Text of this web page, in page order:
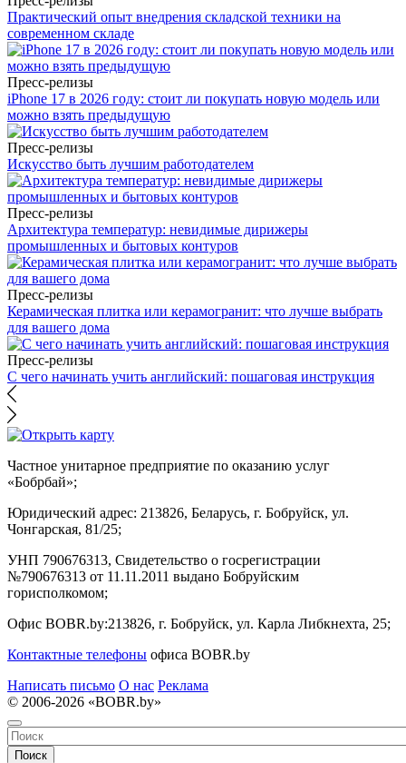
Практический опыт внедрения складской техники на
современном складе
Пресс-релизы
iPhone 17 в 2026 году: стоит ли покупать новую модель или
можно взять предыдущую
Пресс-релизы
Искусство быть лучшим работодателем
Пресс-релизы
Архитектура температур: невидимые дирижеры
промышленных и бытовых контуров
Пресс-релизы
Керамическая плитка или керамогранит: что лучше выбрать
для вашего дома
Пресс-релизы
С чего начинать учить английский: пошаговая инструкция
Частное унитарное предприятие по оказанию услуг
«Бобрбай»;
Юридический адрес: 213826, Беларусь, г. Бобруйск, ул.
Чонгарская, 81/25;
УНП 790676313, Свидетельство о госрегистрации
№790676313 от 11.11.2011 выдано Бобруйским
горисполкомом;
Офис BOBR.by:213826, г. Бобруйск, ул. Карла Либкнехта, 25;
Контактные телефоны офиса BOBR.by
Написать письмо О нас Реклама
© 2006-2026 «BOBR.by»
Поиск